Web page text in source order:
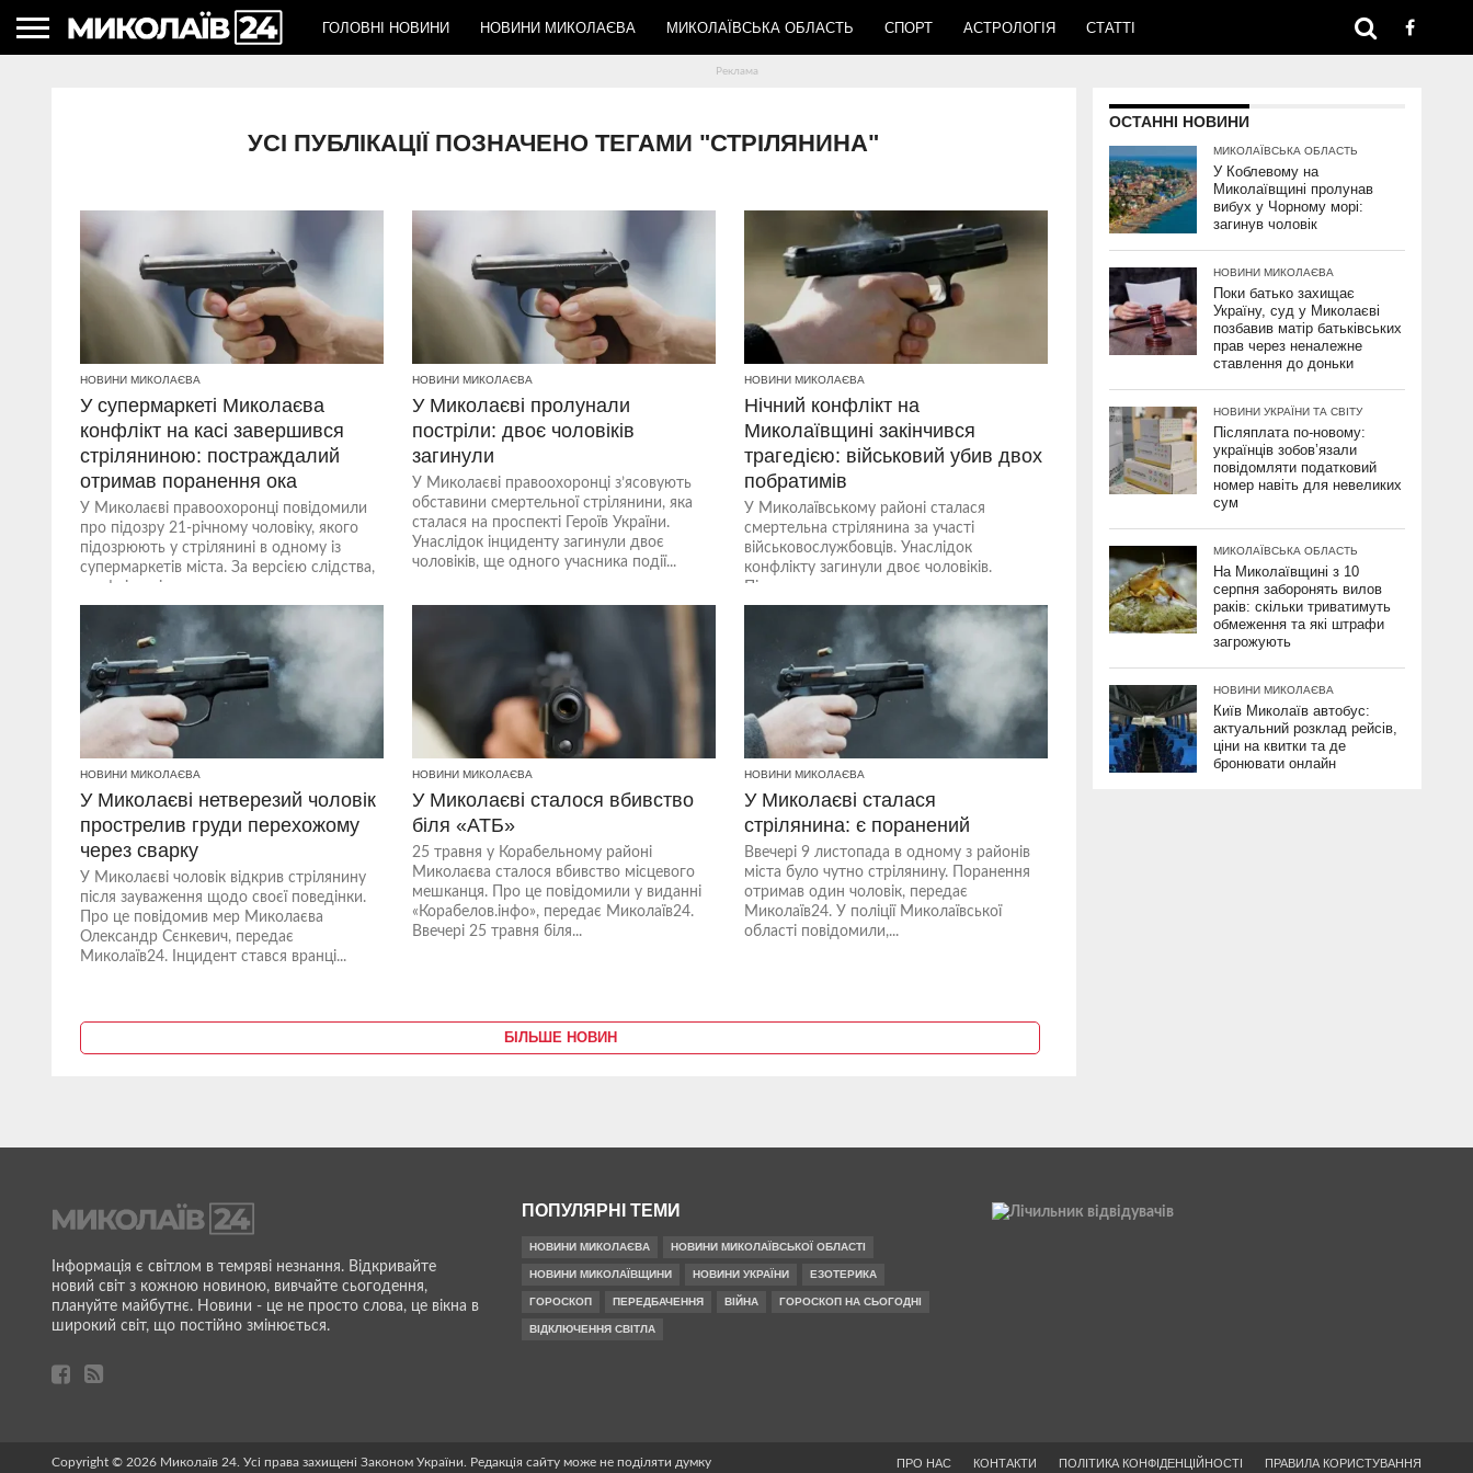
ГОЛОВНІ НОВИНИ НОВИНИ МИКОЛАЄВА МИКОЛАЇВСЬКА ОБЛАСТЬ СПОРТ АСТРОЛОГІЯ СТАТТІ
УСІ ПУБЛІКАЦІЇ ПОЗНАЧЕНО ТЕГАМИ "СТРІЛЯНИНА"
НОВИНИ МИКОЛАЄВА
У супермаркеті Миколаєва
конфлікт на касі завершився
стріляниною: постраждалий
отримав поранення ока
У Миколаєві правоохоронці повідомили
про підозру 21-річному чоловіку, якого
підозрюють у стрілянині в одному із
супермаркетів міста. За версією слідства,
конфлікт між...
НОВИНИ МИКОЛАЄВА
У Миколаєві пролунали
постріли: двоє чоловіків
загинули
У Миколаєві правоохоронці з’ясовують
обставини смертельної стрілянини, яка
сталася на проспекті Героїв України.
Унаслідок інциденту загинули двоє
чоловіків, ще одного учасника події...
НОВИНИ МИКОЛАЄВА
Нічний конфлікт на
Миколаївщині закінчився
трагедією: військовий убив двох
побратимів
У Миколаївському районі сталася
смертельна стрілянина за участі
військовослужбовців. Унаслідок
конфлікту загинули двоє чоловіків.
Підозрюваного вже затримали
правоохоронці. Про інцидент повідомили
НОВИНИ МИКОЛАЄВА
У Миколаєві нетверезий чоловік
прострелив груди перехожому
через сварку
У Миколаєві чоловік відкрив стрілянину
після зауваження щодо своєї поведінки.
Про це повідомив мер Миколаєва
Олександр Сєнкевич, передає
Миколаїв24. Інцидент стався вранці...
НОВИНИ МИКОЛАЄВА
У Миколаєві сталося вбивство
біля «АТБ»
25 травня у Корабельному районі
Миколаєва сталося вбивство місцевого
мешканця. Про це повідомили у виданні
«Корабелов.інфо», передає Миколаїв24.
Ввечері 25 травня біля...
НОВИНИ МИКОЛАЄВА
У Миколаєві сталася
стрілянина: є поранений
Ввечері 9 листопада в одному з районів
міста було чутно стрілянину. Поранення
отримав один чоловік, передає
Миколаїв24. У поліції Миколаївської
області повідомили,...
БІЛЬШЕ НОВИН
ОСТАННІ НОВИНИ
МИКОЛАЇВСЬКА ОБЛАСТЬ
У Коблевому на
Миколаївщині пролунав
вибух у Чорному морі:
загинув чоловік
НОВИНИ МИКОЛАЄВА
Поки батько захищає
Україну, суд у Миколаєві
позбавив матір батьківських
прав через неналежне
ставлення до доньки
НОВИНИ УКРАЇНИ ТА СВІТУ
Післяплата по-новому:
українців зобов’язали
повідомляти податковий
номер навіть для невеликих
сум
МИКОЛАЇВСЬКА ОБЛАСТЬ
На Миколаївщині з 10
серпня заборонять вилов
раків: скільки триватимуть
обмеження та які штрафи
загрожують
НОВИНИ МИКОЛАЄВА
Київ Миколаїв автобус:
актуальний розклад рейсів,
ціни на квитки та де
бронювати онлайн
Інформація є світлом в темряві незнання. Відкривайте
новий світ з кожною новиною, вивчайте сьогодення,
плануйте майбутнє. Новини - це не просто слова, це вікна в
широкий світ, що постійно змінюється.
ПОПУЛЯРНІ ТЕМИ
НОВИНИ МИКОЛАЄВА НОВИНИ МИКОЛАЇВСЬКОЇ ОБЛАСТІ
НОВИНИ МИКОЛАЇВЩИНИ НОВИНИ УКРАЇНИ ЕЗОТЕРИКА
ГОРОСКОП ПЕРЕДБАЧЕННЯ ВІЙНА ГОРОСКОП НА СЬОГОДНІ
ВІДКЛЮЧЕННЯ СВІТЛА
ПРО НАС КОНТАКТИ ПОЛІТИКА КОНФІДЕНЦІЙНОСТІ ПРАВИЛА КОРИСТУВАННЯ
Copyright © 2026 Миколаїв 24. Усі права захищені Законом України. Редакція сайту може не поділяти думку